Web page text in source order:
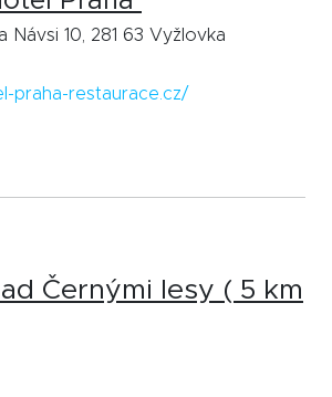
Návsi 10, 281 63 Vyžlovka
praha-restaurace.cz/
Černými lesy ( 5 km